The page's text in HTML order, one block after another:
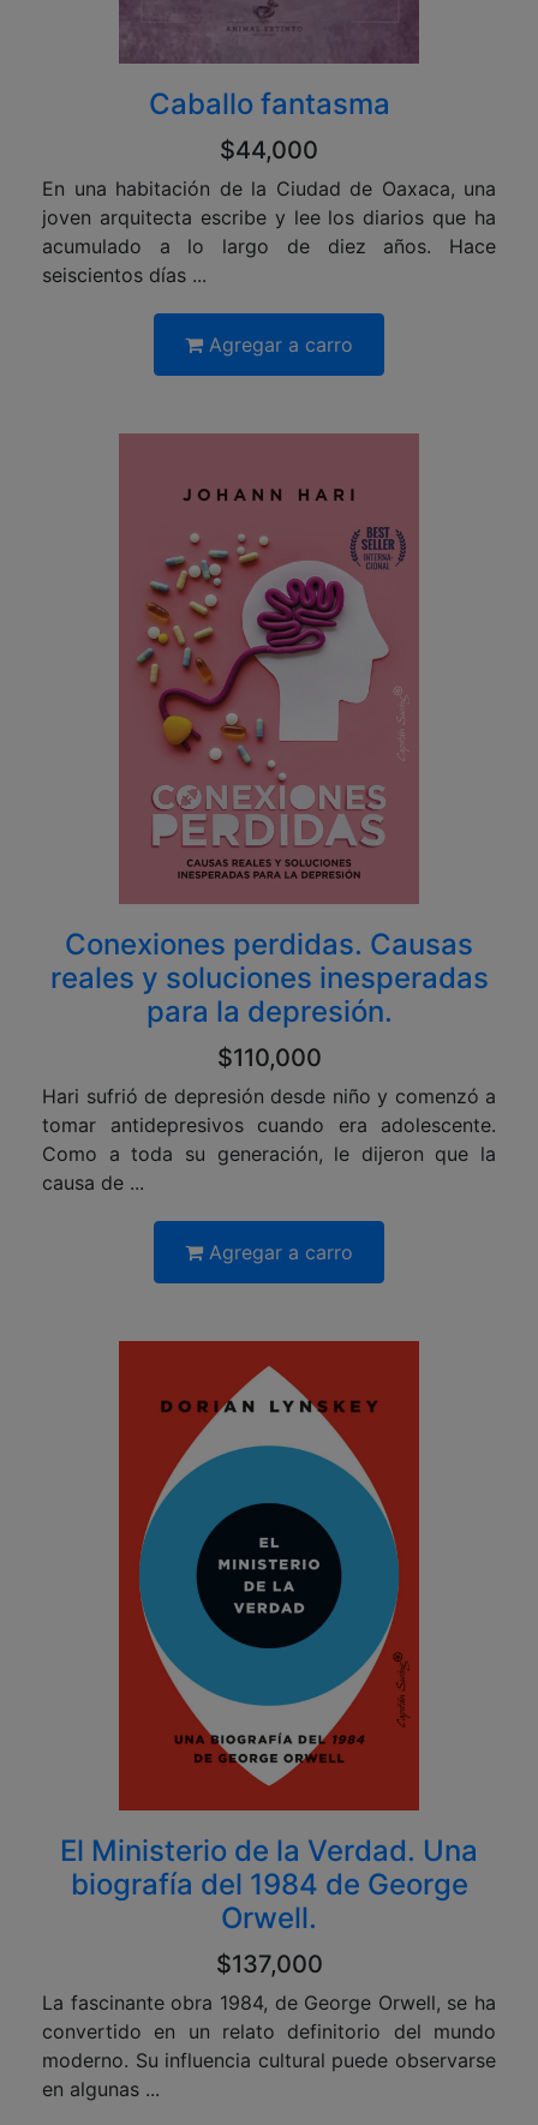
Caballo fantasma
$44,000
En una habitación de la Ciudad de Oaxaca, una
joven arquitecta escribe y lee los diarios que ha
acumulado a lo largo de diez años. Hace
seiscientos días ...
Agregar a carro
Conexiones perdidas. Causas
reales y soluciones inesperadas
para la depresión.
$110,000
Hari sufrió de depresión desde niño y comenzó a
tomar antidepresivos cuando era adolescente.
Como a toda su generación, le dijeron que la
causa de ...
Agregar a carro
El Ministerio de la Verdad. Una
biografía del 1984 de George
Orwell.
$137,000
La fascinante obra 1984, de George Orwell, se ha
convertido en un relato definitorio del mundo
moderno. Su influencia cultural puede observarse
en algunas ...